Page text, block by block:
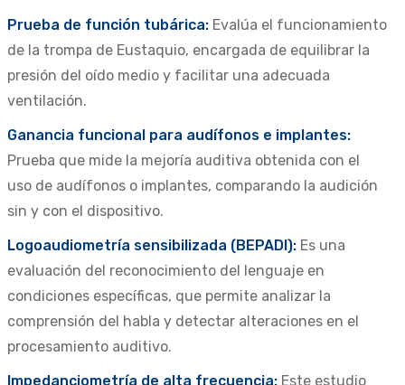
Prueba de función tubárica:Evalúa el funcionamiento
de la trompa de Eustaquio, encargada de equilibrar la
presión del oído medio y facilitar una adecuada
ventilación.
Ganancia funcional para audífonos e implantes:
Prueba que mide la mejoría auditiva obtenida con el
uso de audífonos o implantes, comparando la audición
sin y con el dispositivo.
Logoaudiometría sensibilizada (BEPADI):Es una
evaluación del reconocimiento del lenguaje en
condiciones específicas, que permite analizar la
comprensión del habla y detectar alteraciones en el
procesamiento auditivo.
Impedanciometría de alta frecuencia:Este estudio